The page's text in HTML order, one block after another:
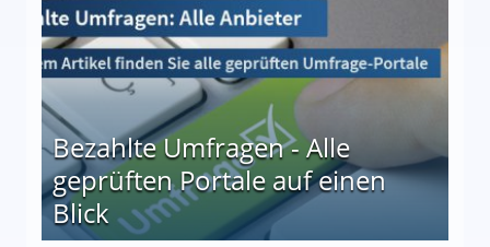
Bezahlte Umfragen - Alle
geprüften Portale auf einen
Blick